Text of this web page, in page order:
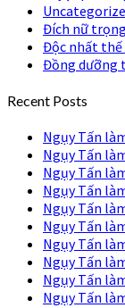
Đích nữ
Độc nhất
Đồng dưỡng
Recent Posts
Ngụy Tấn
Ngụy Tấn
Ngụy Tấn
Ngụy Tấn
Ngụy Tấn
Ngụy Tấn
Ngụy Tấn
Ngụy Tấn
Ngụy Tấn
Ngụy Tấn